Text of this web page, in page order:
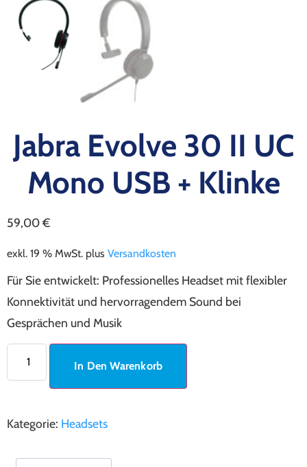
Jabra Evolve 30 II UC
Mono USB + Klinke
59,00€
exkl. 19 % MwSt. plus Versandkosten
Für Sie entwickelt: Professionelles Headset mit flexibler
Konnektivität und hervorragendem Sound bei
Gesprächen und Musik
In Den Warenkorb
Kategorie: Headsets